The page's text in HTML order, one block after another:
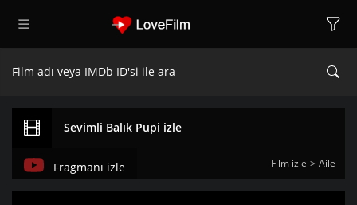
Sevimli Balık Pupi izle
Film izle Aile
Fragmanı izle